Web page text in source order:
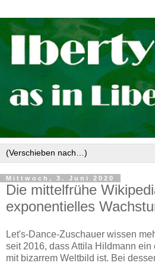
Mittwoch, 3. Juni 2020
Die mittelfrühe
exponentielles
Let's-Dance-Zuschauer wissen
seit 2016, dass Attila Hildmann ein
mit bizarrem Weltbild ist. Bei